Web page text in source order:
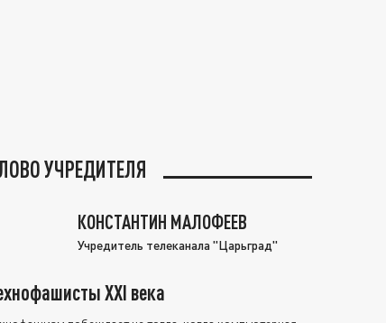
УЧРЕДИТЕЛЯ
КОНСТАНТИН МАЛОФЕЕВ
Учредитель телеканала "Царьград"
XXI века